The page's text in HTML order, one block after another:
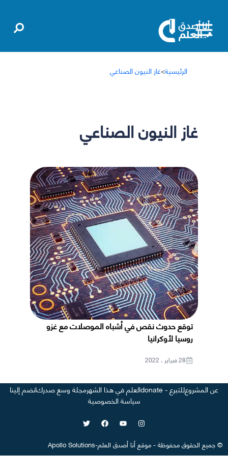
الرئيسية>غاز النيون الصناعي
غاز النيون الصناعي
توقع حدوث نقص في أشباه الموصلات مع غزو
روسيا لأوكرانيا
28 فبراير ، 2022
عن المشروعللتبرع - donate العلم في هذا الشهرمجلة وسع صدركانضم إلينا
سياسة الخصوصية
©جميع الحقوق محفوظة-موقعأنا أصدق العلم-
Apollo Solutions